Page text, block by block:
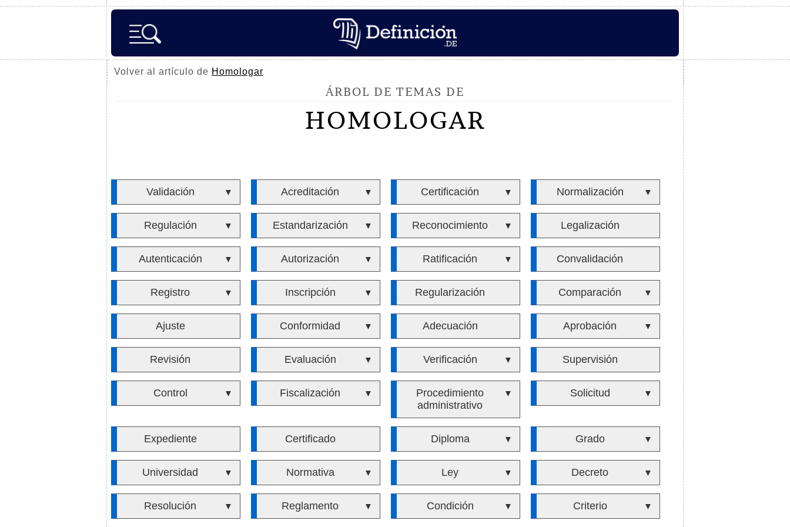
Volver al artículo de Homologar
ÁRBOL DE TEMAS DE
HOMOLOGAR
Validación ▼ Acreditación ▼ Certificación ▼ Normalización ▼
Regulación ▼ Estandarización ▼ Reconocimiento ▼ Legalización
Autenticación ▼ Autorización ▼ Ratificación ▼ Convalidación
Registro ▼ Inscripción ▼ Regularización Comparación ▼
Ajuste Conformidad ▼ Adecuación Aprobación ▼
Revisión Evaluación ▼ Verificación ▼ Supervisión
Control ▼ Fiscalización ▼
Procedimiento
administrativo
▼ Solicitud ▼
Expediente Certificado Diploma ▼ Grado ▼
Universidad ▼ Normativa ▼ Ley ▼ Decreto ▼
Resolución ▼ Reglamento ▼ Condición ▼ Criterio ▼